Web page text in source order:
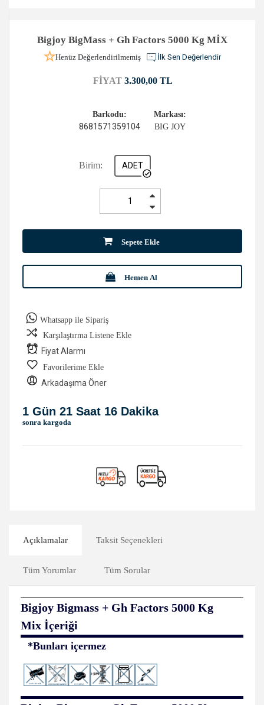
Bigjoy BigMass + Gh Factors 5000 Kg MİX
Henüz Değerlendirilmemiş İlk Sen Değerlendir
FİYAT 3.300,00 TL
Barkodu:
8681571359104
Markası:
BIG JOY
Birim: ADET
Sepete Ekle
Hemen Al
Whatsapp ile Sipariş
Karşılaştırma Listene Ekle
Fiyat Alarmı
Favorilerime Ekle
Arkadaşıma Öner
1 Gün 21 Saat 16 Dakika
sonra kargoda
Açıklamalar Taksit Seçenekleri
Tüm Yorumlar Tüm Sorular
Bigjoy Bigmass + Gh Factors 5000 Kg
Mix İçeriği
*Bunları içermez